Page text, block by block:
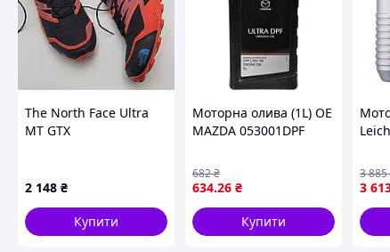
The North Face Ultra
MT GTX
2 148 ₴
Купити
Моторна олива (1L) OE
MAZDA 053001DPF
634.26 ₴
682₴
Купити
3
3 885